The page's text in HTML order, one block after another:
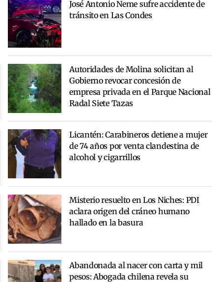
José Antonio Neme sufre accidente de
tránsito en Las Condes
Autoridades de Molina solicitan al
Gobierno revocar concesión de
empresa privada en el Parque Nacional
Radal Siete Tazas
Licantén: Carabineros detiene a mujer
de 74 años por venta clandestina de
alcohol y cigarrillos
Misterio resuelto en Los Niches: PDI
aclara origen del cráneo humano
hallado en la basura
Abandonada al nacer con carta y mil
pesos: Abogada chilena revela su